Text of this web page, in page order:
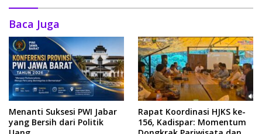
Baca Juga
Menanti Suksesi PWI Jabar
yang Bersih dari Politik
Rapat Koordinasi HJKS ke-
156, Kadispar: Momentum